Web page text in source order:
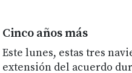
Cinco años más
Este lunes, estas tres
extensión del acuerdo